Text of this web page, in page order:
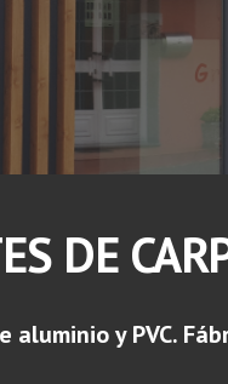
DE
aluminio y PVC.